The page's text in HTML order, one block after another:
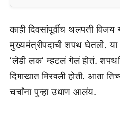
काही दिवसांपूर्वीच थलपती विजय
मुख्यमंत्रीपदाची शपथ घेतली. या
‘लेडी लक’ म्हटलं गेलं होतं.
दिमाखात मिरवली होती. आता
चर्चांना पुन्हा उधाण आलंय.